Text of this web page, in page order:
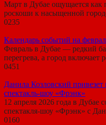
Март в Дубае ощущается как
роскоши к насыщенной
0235
Календарь событий на
Февраль в Дубае — редкий
перегрева, а город включает
0451
Данила Козловский
спектакль-шоу «Фрэнк»
12 апреля 2026 года в Дубае
спектакля-шоу «Фрэнк» с
0160